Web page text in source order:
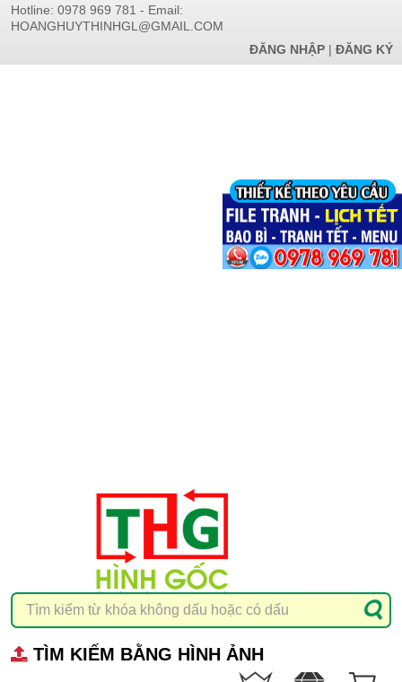
Hotline: 0978 969 781 - Email:
HOANGHUYTHINHGL@GMAIL.COM
ĐĂNG NHẬP | ĐĂNG KÝ
TÌM KIẾM BẰNG HÌNH ẢNH